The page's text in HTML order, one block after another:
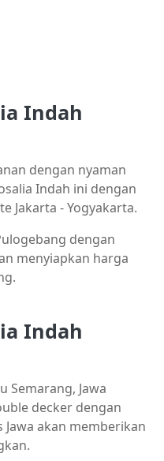
Indah
dengan nyaman
Indah ini dengan
Jakarta - Yogyakarta.
dengan
menyiapkan harga
Indah
Semarang, Jawa
decker dengan
Jawa akan memberikan